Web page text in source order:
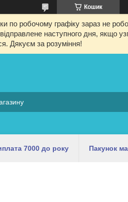
Кошик
по робочому графіку зараз не
наступного дня, якщо
Дякуєм за розуміння!
7000 до року Пакунок